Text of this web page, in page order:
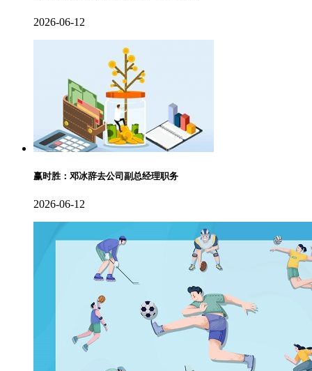
2026-06-12
赢时胜：邓冰辞去公司副总经理职务
2026-06-12